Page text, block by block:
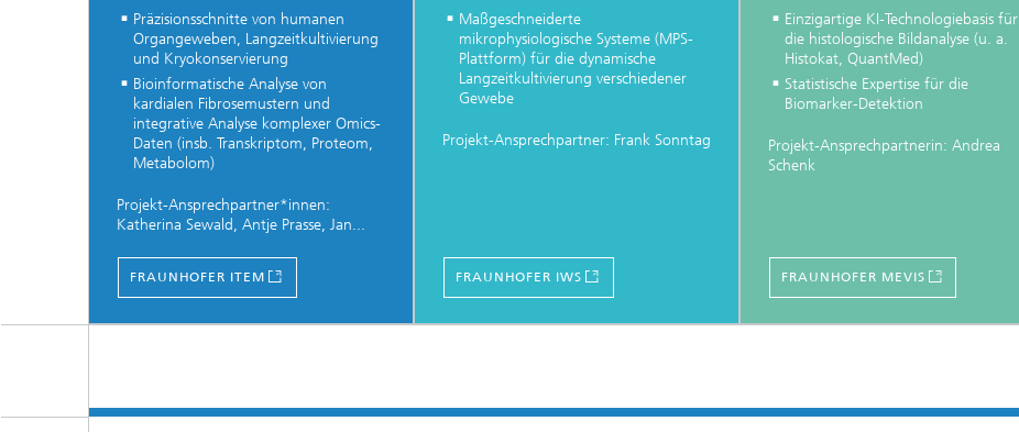
Präzisionsschnitte von humanen
Organgeweben, Langzeitkultivierung
und Kryokonservierung
Bioinformatische Analyse von
kardialen Fibrosemustern und
integrative Analyse komplexer Omics-
Daten (insb. Transkriptom, Proteom,
Metabolom)
Projekt-Ansprechpartner*innen:
Katherina Sewald, Antje Prasse, Jan...
FRAUNHOFER ITEM
Maßgeschneiderte
mikrophysiologische Systeme (MPS-
Plattform) für die dynamische
Langzeitkultivierung verschiedener
Gewebe
Projekt-Ansprechpartner: Frank Sonntag
FRAUNHOFER IWS
Einzigartige KI-Technologiebasis für
die histologische Bildanalyse (u. a.
Histokat, QuantMed)
Statistische Expertise für die
Biomarker-Detektion
Projekt-Ansprechpartnerin: Andrea
Schenk
FRAUNHOFER MEVIS